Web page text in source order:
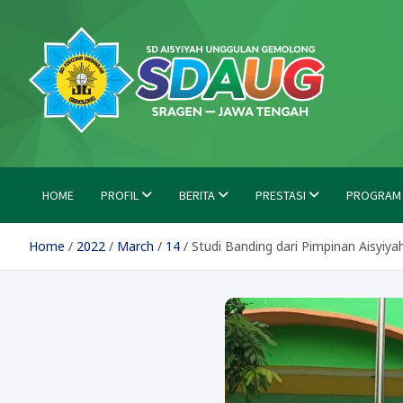
content
SD Aisyiyah Unggulan
HOME PROFIL BERITA PRESTASI
Home 2022 March 14 Studi Banding dari Pimpinan